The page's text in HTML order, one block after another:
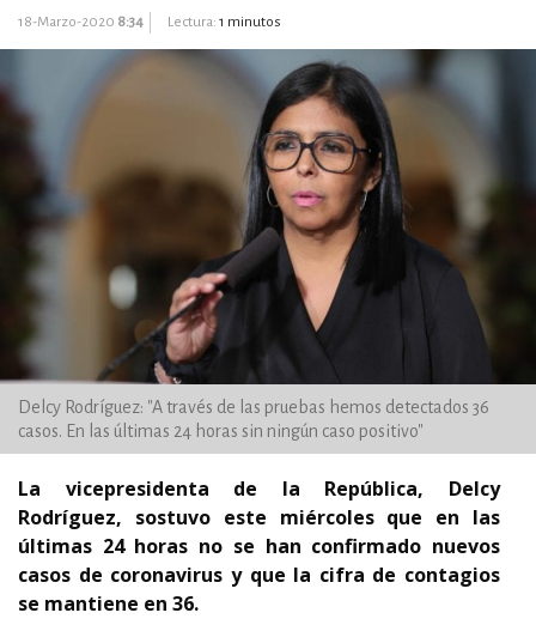
18-Marzo-2020 8:34 Lectura: 1 minutos
Delcy Rodríguez: "A través de las pruebas hemos detectados 36
casos. En las últimas 24 horas sin ningún caso positivo"
La vicepresidenta de la República, Delcy
Rodríguez, sostuvo este miércoles que en las
últimas 24 horas no se han confirmado nuevos
casos de coronavirus y que la cifra de contagios
se mantiene en 36.